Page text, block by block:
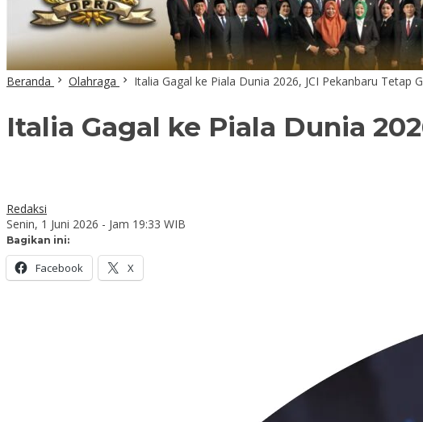
Beranda Olahraga Italia Gagal ke Piala Dunia 2026, JCI Pekanbaru Tetap
Italia Gagal ke Piala Dunia
Redaksi
Senin, 1 Juni 2026 - Jam 19:33 WIB
Bagikan ini:
Facebook X